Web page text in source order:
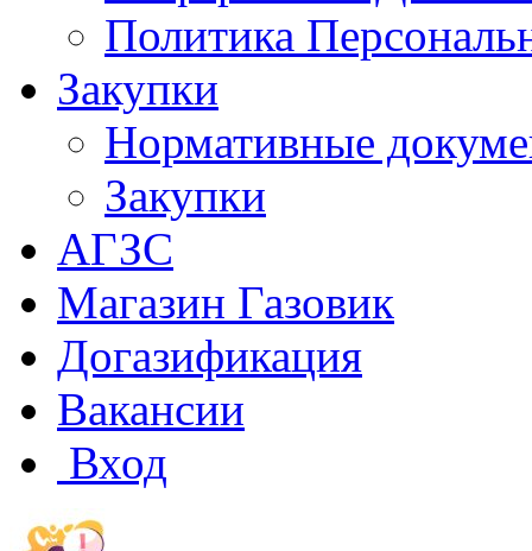
Политика
Закупки
Нормативные
Закупки
АГЗС
Магазин Газовик
Догазификация
Вакансии
Вход